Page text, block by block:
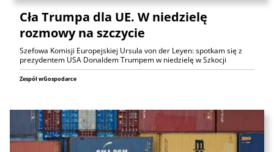
Cła Trumpa dla UE. W niedzielę
rozmowy na szczycie
Szefowa Komisji Europejskiej Ursula von der Leyen: spotkam się z
prezydentem USA Donaldem Trumpem w niedzielę w Szkocji
Zespół wGospodarce